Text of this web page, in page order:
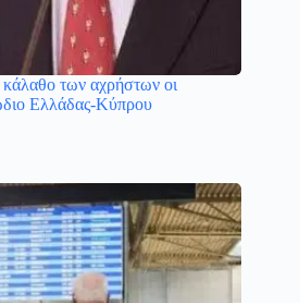
των αχρήστων οι
Ελλάδας-Κύπρου